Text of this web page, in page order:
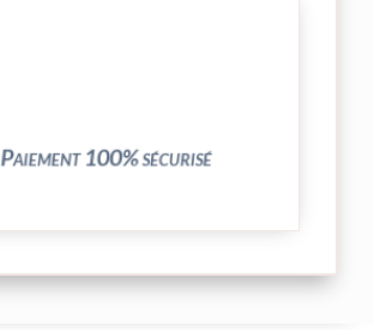
Paiement 100% sécurisé